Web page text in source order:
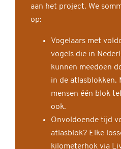
aan het project. We
op:
Vogelaars met
vogels die in
kunnen meedoen
in de atlasblokken.
mensen één blok
ook.
Onvoldoende tijd
atlasblok? Elke
kilometerhok via